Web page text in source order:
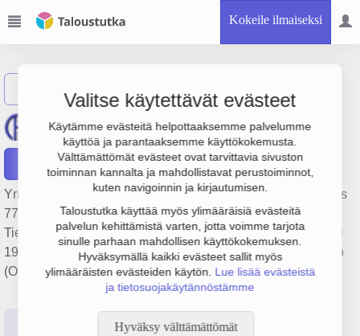
Kokeile ilmaiseksi
Valitse käytettävät evästeet
Käytämme evästeitä helpottaaksemme palvelumme
käyttöä ja parantaaksemme käyttökokemusta.
Välttämättömät evästeet ovat tarvittavia sivuston
toiminnan kannalta ja mahdollistavat perustoiminnot,
kuten navigoinnin ja kirjautumisen.
Taloustutka käyttää myös ylimääräisiä evästeitä
palvelun kehittämistä varten, jotta voimme tarjota
sinulle parhaan mahdollisen käyttökokemuksen.
Hyväksymällä kaikki evästeet sallit myös
ylimääräisten evästeiden käytön. Lue lisää evästeistä
ja tietosuojakäytännöstämme
Hyväksy välttämättömät
Taivassalon Auto Oy
Raportit
Yrityksen Taivassalon Auto Oy liikevaihto on 1.3 milj. €, tulos
77 000 € ja henkilöstömäärä 10. Sen päätoimiala on
Tieliikenteen säännöllinen henkilökuljetus, perustamisvuosi
1978 ja sijainti Taivassalo. Yrityksen yhtiömuoto Osakeyhtiö
(OY).
Tilinpäätösluvut Päättäjätiedot